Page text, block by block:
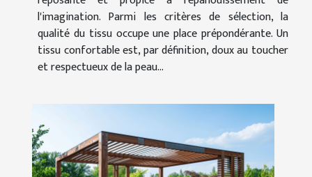
l'imagination. Parmi les critères de sélection, la
qualité du tissu occupe une place prépondérante. Un
tissu confortable est, par définition, doux au toucher
et respectueux de la peau...